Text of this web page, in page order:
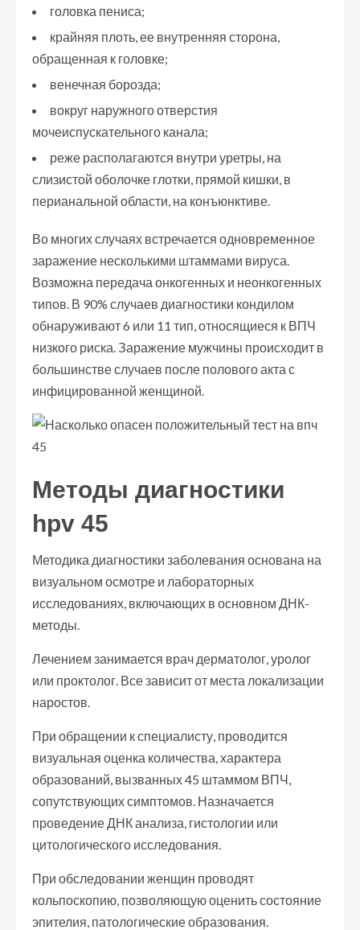
головка пениса;
крайняя плоть, ее внутренняя сторона,
обращенная к головке;
венечная борозда;
вокруг наружного отверстия
мочеиспускательного канала;
реже располагаются внутри уретры, на
слизистой оболочке глотки, прямой кишки, в
перианальной области, на конъюнктиве.
Во многих случаях встречается одновременное
заражение несколькими штаммами вируса.
Возможна передача онкогенных и неонкогенных
типов. В 90% случаев диагностики кондилом
обнаруживают 6 или 11 тип, относящиеся к ВПЧ
низкого риска. Заражение мужчины происходит в
большинстве случаев после полового акта с
инфицированной женщиной.
Методы диагностики
hpv 45
Методика диагностики заболевания основана на
визуальном осмотре и лабораторных
исследованиях, включающих в основном ДНК-
методы.
Лечением занимается врач дерматолог, уролог
или проктолог. Все зависит от места локализации
наростов.
При обращении к специалисту, проводится
визуальная оценка количества, характера
образований, вызванных 45 штаммом ВПЧ,
сопутствующих симптомов. Назначается
проведение ДНК анализа, гистологии или
цитологического исследования.
При обследовании женщин проводят
кольпоскопию, позволяющую оценить состояние
эпителия, патологические образования.